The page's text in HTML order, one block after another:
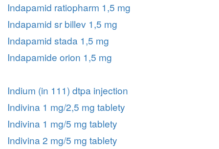
Indapamid ratiopharm 1,5 mg
Indapamid sr billev 1,5 mg
Indapamid stada 1,5 mg
Indapamide orion 1,5 mg
Indium (in 111) dtpa injection
Indivina 1 mg/2,5 mg tablety
Indivina 1 mg/5 mg tablety
Indivina 2 mg/5 mg tablety